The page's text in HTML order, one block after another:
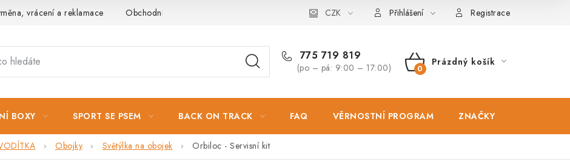
vrácení a reklamace Obchodní podmínky Podmínky ochrany osobních údajů Zásady použivání souboru cookies
CZK Přihlášení Registrace
775 719 819
(po – pá: 9:00 – 17:00)
NÁKUPNÍ
Prázdný košík
BOXY SPORT SE PSEM BACK ON TRACK FAQ VĚRNOSTNÍ PROGRAM ZNAČKY
Obojky Světýlka na obojek Orbiloc - Servisní kit